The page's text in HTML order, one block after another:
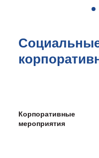
Корпоративные
мероприятия